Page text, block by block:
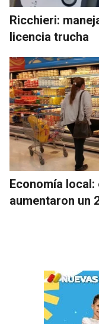
Ricchieri:
licencia trucha
Economía
aumentaron un